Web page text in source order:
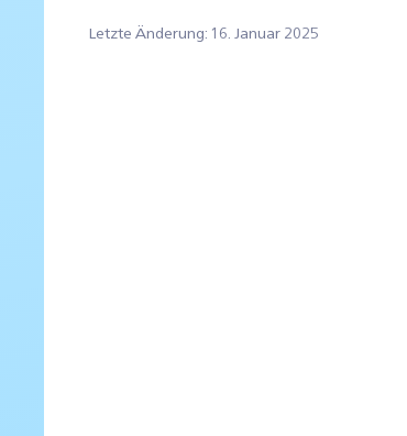
Letzte Änderung: 16. Januar 2025